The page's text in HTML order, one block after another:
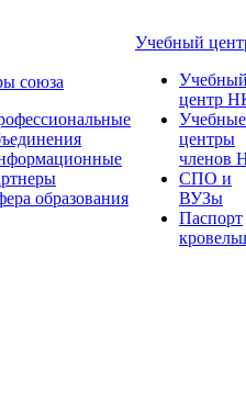
союза
образования
Учебный
центр
Учебные
центры
членов
СПО и
ВУЗы
Паспорт